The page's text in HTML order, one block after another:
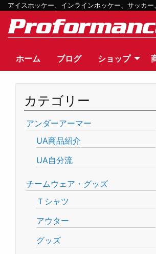
アイスホッケー、インラインホッケー、サッカ
ホーム ブログ ショップ
カテゴリー
アンダーアーマー
UA商品紹介
UA自分流
チームウェア・グッズ
Ｔシャツ
アウター
グッズ